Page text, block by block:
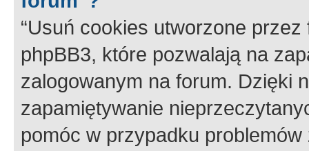
“Usuń cookies utworzone
phpBB3, które pozwalają na
zalogowanym na forum. Dzięki
zapamiętywanie
pomóc w przypadku